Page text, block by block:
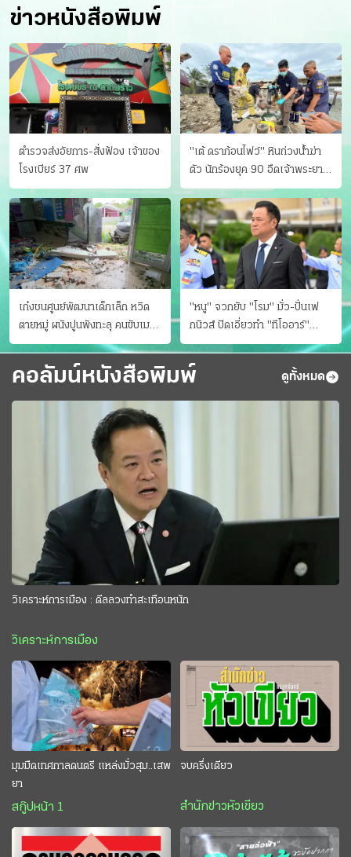
ข่าวหนังสือพิมพ์
ตำรวจส่งอัยการ-สั่งฟ้อง เจ้าของ
โรงเบียร์ 37 ศพ
"เต้ ดราก้อนไฟว์" หินถ่วงน้ำฆ่า
ตัว นักร้องยุค 90 อืดเจ้าพระยา
แฟนหาตัววุ่น เครียดธุรกิจ!
เก๋งชนศูนย์พัฒนาเด็กเล็ก หวิด
ตายหมู่ ผนังปูนพังทะลุ คนขับเมา
ยา
"หนู" จวกยับ "โรม" มั่ว-ปั่นเฟ
กนิวส์ ปัดเอี่ยวทํา "ทีโออาร์"
ต้นทางโกงสอบฉาว
คอลัมน์หนังสือพิมพ์ ดูทั้งหมด
วิเคราะห์การเมือง : ดีลลวงทำสะเทือนหนัก
วิเคราะห์การเมือง
มุมมืดเทศกาลดนตรี แหล่งมั่วสุม..เสพ
ยา
สกู๊ปหน้า 1
จบครึ่งเดียว
สำนักข่าวหัวเขียว